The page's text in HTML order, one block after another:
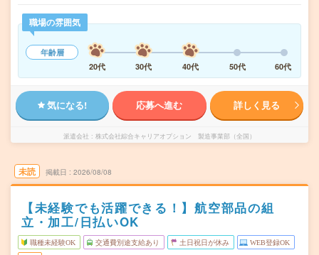
職場の雰囲気
年齢層
20代
30代 40代 50代 60代
気になる! 応募へ進む 詳しく見る
派遣会社 株式会社綜合キャリアオプション 製造事業部（全国）
未読 掲載日 2026/08/08
【未経験でも活躍できる！】航空部品の組
立・加工/日払いOK
職種未経験OK 交通費別途支給あり 土日祝日が休み WEB登録OK